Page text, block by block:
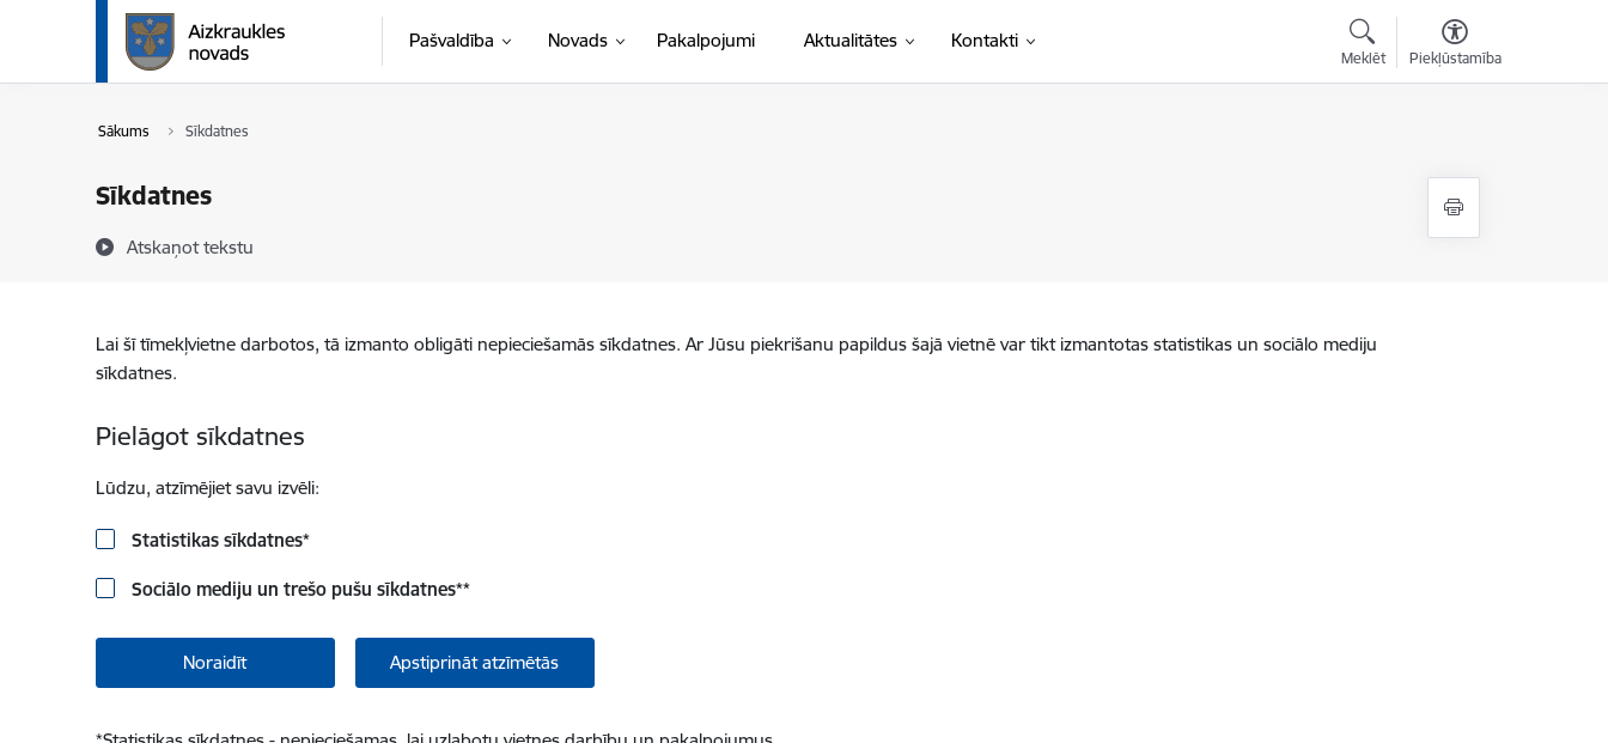
Pāriet uz lapas saturu
Pašvaldība Novads Pakalpojumi Aktualitātes Kontakti
Meklēt Piekļūstamība
Sākums Sīkdatnes
Sīkdatnes
Atskaņot tekstu
Lai šī tīmekļvietne darbotos, tā izmanto obligāti nepieciešamās sīkdatnes. Ar Jūsu piekrišanu papildus šajā vietnē var tikt izmantotas statistikas un sociālo mediju
sīkdatnes.
Pielāgot sīkdatnes
Lūdzu, atzīmējiet savu izvēli:
Statistikas sīkdatnes*
Sociālo mediju un trešo pušu sīkdatnes**
Noraidīt Apstiprināt atzīmētās